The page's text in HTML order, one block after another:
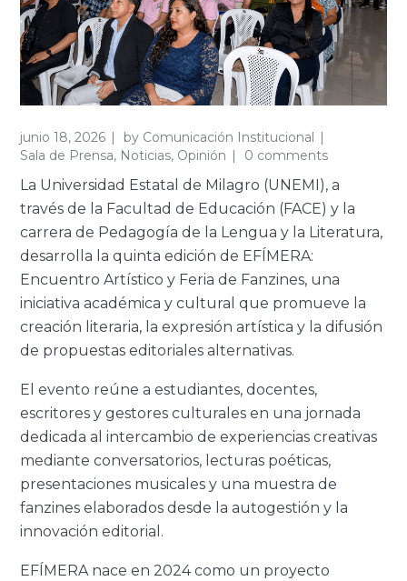
junio 18, 2026 by Comunicación Institucional
Sala de Prensa, Noticias, Opinión 0 comments
La Universidad Estatal de Milagro (UNEMI), a
través de la Facultad de Educación (FACE) y la
carrera de Pedagogía de la Lengua y la Literatura,
desarrolla la quinta edición de EFÍMERA:
Encuentro Artístico y Feria de Fanzines, una
iniciativa académica y cultural que promueve la
creación literaria, la expresión artística y la difusión
de propuestas editoriales alternativas.
El evento reúne a estudiantes, docentes,
escritores y gestores culturales en una jornada
dedicadaal intercambio de experiencias creativas
mediante conversatorios, lecturas poéticas,
presentaciones musicales y una muestra de
fanzineselaborados desde la autogestión y la
innovación editorial.
EFÍMERA nace en 2024 como un proyecto